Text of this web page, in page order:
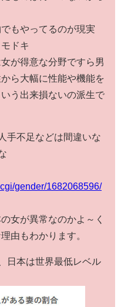
もやってるのが現実
ドキ
が得意な分野ですら男
ら大幅に性能や機能を
う出来損ないの派生で
手不足などは間違いな
gender/1682068596/
女が異常なのかよ～く
由もわかります。
日本は世界最低レベル